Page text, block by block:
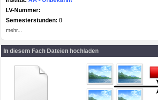
LV-Nummer:
Semesterstunden: 0
mehr...
In diesem Fach Dateien hochladen